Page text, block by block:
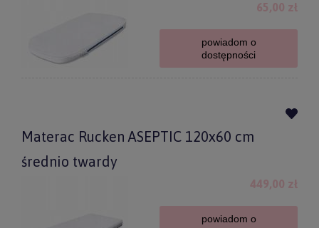
65,00 zł
powiadom o
dostępności
Materac Rucken ASEPTIC 120x60 cm
średnio twardy
449,00 zł
powiadom o